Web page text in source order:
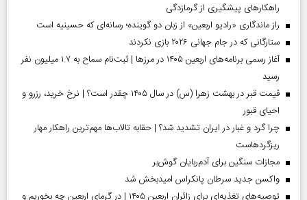
راهکارهای پیشگیری از گرمازدگی
راز ماندگاری «رادیو اربعین» از زبان دو گوینده؛ رسانه‌ای که حسینیه است
ستارگانی که در جام جهانی ۲۰۲۶ بازی نکردند
آغاز رسمی برنامه‌های اربعین ۱۴۰۵ در مرز‌ها | ثبت‌نام سماح به ۱.۷ میلیون نفر
رسید
قیمت قبر در بهشت زهرا (س) در سال ۱۴۰۵ چقدر است؟ | نرخ خرید، رزرو و
احیای قبور
چرا گرد و غبار در ایران تشدید شد؟ | حقابه تالاب‌ها مهم‌ترین راهکار مهار
ریزگردهاست
مجازات سنگین برای آدم‌ربایان گوش‌بر
واکسن جدید سرطان پانکراس امیدبخش شد
توصیه‌های تغذیه‌ای برای زائران اربعین ۱۴۰۵ | در گرمای اربعین چه بخوریم و